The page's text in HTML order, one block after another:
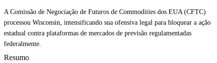
A Comissão de Negociação de Futuros de Commodities dos EUA (CFTC)
processou Wisconsin, intensificando sua ofensiva legal para bloquear a ação
estadual contra plataformas de mercados de previsão regulamentadas
federalmente.
Resumo